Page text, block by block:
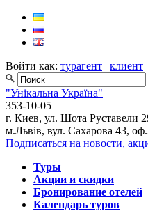
Войти как: турагент | клиент
"Унікальна Україна"
353-10-05
г. Киев, ул. Шота Руставели
м.Львів, вул. Сахарова 43,
Подписаться на новости,
Туры
Акции и скидки
Бронирование отелей
Календарь туров